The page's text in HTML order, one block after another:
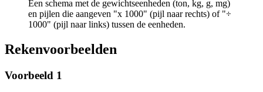
Een schema met de gewichtseenheden (ton, kg, g, mg)
en pijlen die aangeven "x 1000" (pijl naar rechts) of "÷
1000" (pijl naar links) tussen de eenheden.
Rekenvoorbeelden
Voorbeeld 1